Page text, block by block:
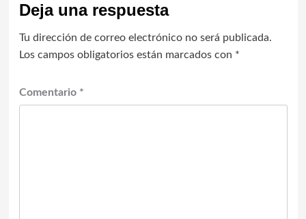
Deja una respuesta
Tu dirección de correo electrónico no será publicada.
Los campos obligatorios están marcados con *
Comentario *